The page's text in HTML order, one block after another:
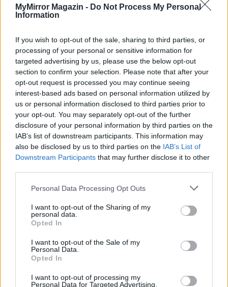
MyMirror Magazin - Do Not Process My Personal
Information
If you wish to opt-out of the sale, sharing to third parties, or
processing of your personal or sensitive information for
targeted advertising by us, please use the below opt-out
section to confirm your selection. Please note that after your
opt-out request is processed you may continue seeing
interest-based ads based on personal information utilized by
us or personal information disclosed to third parties prior to
your opt-out. You may separately opt-out of the further
disclosure of your personal information by third parties on the
IAB’s list of downstream participants. This information may
also be disclosed by us to third parties on the IAB’s List of
Downstream Participants that may further disclose it to other
Personal Data Processing Opt Outs
I want to opt-out of the Sharing of my
personal data.
Opted In
I want to opt-out of the Sale of my
Personal Data.
Opted In
I want to opt-out of processing my
Personal Data for Targeted Advertising.
Elyna Robbs: Adéle és az örökölt árnyak
13. rész
Woody Allen megosztó zsenialitása
A világ legismertebb ruhái
Nyár, nevetés, anekdoták